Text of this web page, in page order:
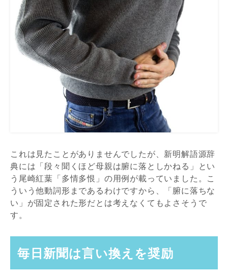
これは見たことがありませんでしたが、新明解語源辞
典には「段々聞くほど母親は腑に落としかねる」とい
う尾崎紅葉「多情多恨」の用例が載っていました。こ
ういう他動詞形まであるわけですから、「腑に落ちな
い」が固定された形だとは考えなくてもよさそうで
す。
毎日新聞は言い換えを奨励